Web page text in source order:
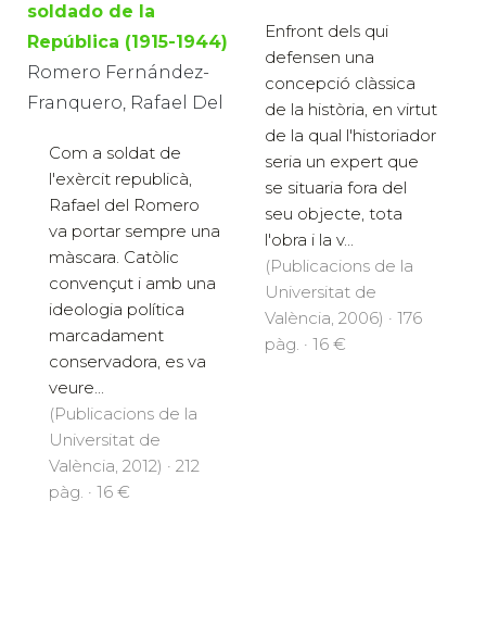
soldado de la
República (1915-1944)
Romero Fernández-
Franquero, Rafael Del
Com a soldat de
l'exèrcit republicà,
Rafael del Romero
va portar sempre una
màscara. Catòlic
convençut i amb una
ideologia política
marcadament
conservadora, es va
veure...
(Publicacions de la
Universitat de
València, 2012) · 212
pàg. · 16 €
Enfront dels qui
defensen una
concepció clàssica
de la història, en virtut
de la qual l'historiador
seria un expert que
se situaria fora del
seu objecte, tota
l'obra i la v...
(Publicacions de la
Universitat de
València, 2006) · 176
pàg. · 16 €